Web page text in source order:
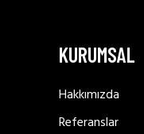
KURUMSAL
Hakkımızda
Referanslar